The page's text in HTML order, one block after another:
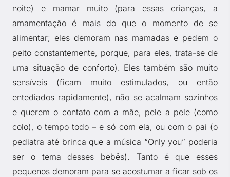
noite) e mamar muito (para essas crianças, a
amamentação é mais do que o momento de se
alimentar; eles demoram nas mamadas e pedem o
peito constantemente, porque, para eles, trata-se de
uma situação de conforto). Eles também são muito
sensíveis (ficam muito estimulados, ou então
entediados rapidamente), não se acalmam sozinhos
e querem o contato com a mãe, pele a pele (como
colo), o tempo todo – e só com ela, ou com o pai (o
pediatra até brinca que a música “Only you” poderia
ser o tema desses bebês). Tanto é que esses
pequenos demoram para se acostumar a ficar sob os